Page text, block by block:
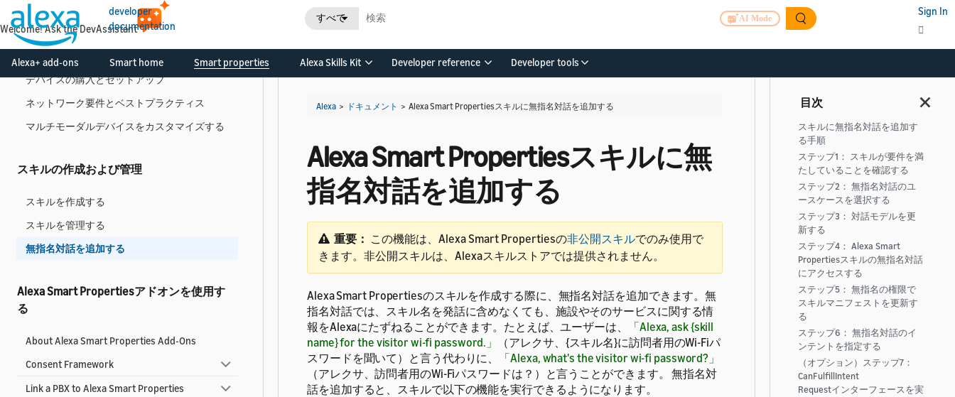
developer
documentation
すべて AI Mode
Sign In
Alexa+ add-ons Smart home Smart properties Alexa Skills Kit Developer reference Developer tools
APIアクセスを管理する
Alexaとスマートホームデバイスの管理
デバイスの購入とセットアップ
ネットワーク要件とベストプラクティス
マルチモーダルデバイスをカスタマイズする
スキルの作成および管理
スキルを作成する
スキルを管理する
無指名対話を追加する
Alexa Smart Propertiesアドオンを使用す
る
About Alexa Smart Properties Add-Ons
Consent Framework
Link a PBX to Alexa Smart Properties
Alexa > ドキュメント > Alexa Smart Propertiesスキルに無指名対話を追加する
Alexa Smart Propertiesスキルに無
指名対話を追加する
重要： この機能は、Alexa Smart Propertiesの非公開スキルでのみ使用で
きます。非公開スキルは、Alexaスキルストアでは提供されません。
Alexa Smart Propertiesのスキルを作成する際に、無指名対話を追加できます。無
指名対話では、スキル名を発話に含めなくても、施設やそのサービスに関する情
報をAlexaにたずねることができます。たとえば、ユーザーは、
「Alexa, ask {skill
name} for the visitor wi-fi password.」
（アレクサ、{スキル名}に訪問者用のWi-Fiパ
スワードを聞いて）と言う代わりに、
「Alexa, what's the visitor wi-fi password?」
（アレクサ、訪問者用のWi-Fiパスワードは？）と言うことができます。 無指名対
話を追加すると、スキルで以下の機能を実行できるようになります。
スキルに無指名対話を追加す
る手順
ステップ1： スキルが要件を満
たしていることを確認する
ステップ2： 無指名対話のユ
ースケースを選択する
ステップ3： 対話モデルを更
新する
ステップ4： Alexa Smart
Propertiesスキルの無指名対話
にアクセスする
ステップ5： 無指名の権限で
スキルマニフェストを更新す
る
ステップ6： 無指名対話のイ
ンテントを指定する
（オプション）ステップ7：
CanFulfillIntent
Requestインターフェースを実
Welcome! Ask the DevAssistant